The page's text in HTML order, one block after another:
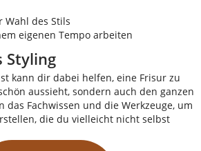
Wahl des Stils
eigenen Tempo arbeiten
Styling
kann dir dabei helfen, eine Frisur zu
aussieht, sondern auch den ganzen
das Fachwissen und die Werkzeuge, um
die du vielleicht nicht selbst